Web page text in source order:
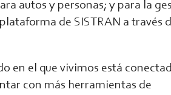
autos y personas; y para la
de SISTRAN a través
en el que vivimos está
con más herramientas de